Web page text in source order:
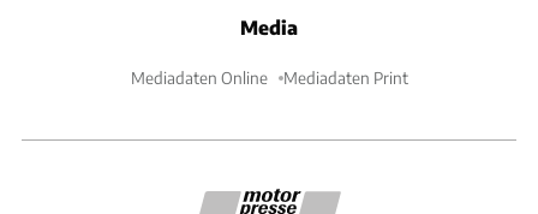
Media
Mediadaten Online Mediadaten Print